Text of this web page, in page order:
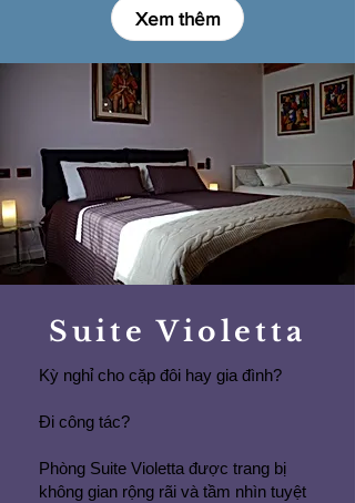
Xem thêm
Suite Violetta
Kỳ nghỉ cho cặp đôi hay gia đình?
Đi công tác?
Phòng Suite Violetta được trang bị
không gian rộng rãi và tầm nhìn tuyệt